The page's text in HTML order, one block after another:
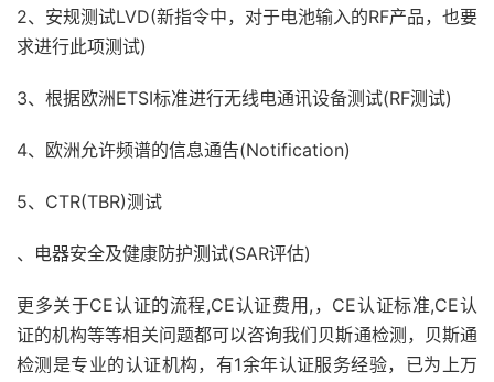
2、安规测试LVD(新指令中，对于电池输入的RF产品，也要
求进行此项测试)
3、根据欧洲ETSI标准进行无线电通讯设备测试(RF测试)
4、欧洲允许频谱的信息通告(Notification)
5、CTR(TBR)测试
、电器安全及健康防护测试(SAR评估)
更多关于CE认证的流程,CE认证费用,，CE认证标准,CE认
证的机构等等相关问题都可以咨询我们贝斯通检测，贝斯通
检测是专业的认证机构，有1余年认证服务经验，已为上万